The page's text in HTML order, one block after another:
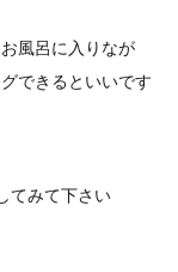
風呂に入りなが
できるといいです
てみて下さい